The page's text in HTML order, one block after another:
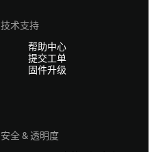
技术支持
帮助中心
提交工单
固件升级
安全 & 透明度